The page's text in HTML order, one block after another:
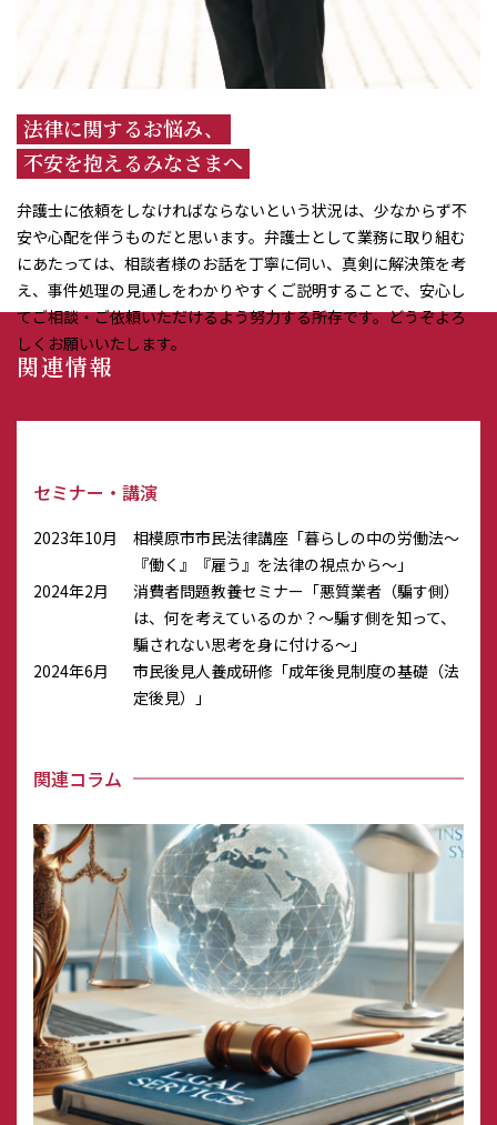
法律に関するお悩み、
不安を抱えるみなさまへ
弁護士に依頼をしなければならないという状況は、少なからず不
安や心配を伴うものだと思います。弁護士として業務に取り組む
にあたっては、相談者様のお話を丁寧に伺い、真剣に解決策を考
え、事件処理の見通しをわかりやすくご説明することで、安心し
てご相談・ご依頼いただけるよう努力する所存です。どうぞよろ
しくお願いいたします。
関連情報
セミナー・講演
2023年10月
相模原市市民法律講座「暮らしの中の労働法～
『働く』『雇う』を法律の視点から～」
2024年2月
消費者問題教養セミナー「悪質業者（騙す側）
は、何を考えているのか？～騙す側を知って、
騙されない思考を身に付ける～」
2024年6月
市民後見人養成研修「成年後⾒制度の基礎（法
定後⾒）」
関連コラム